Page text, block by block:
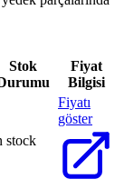
Stok
Fiyat
Bilgisi
stock
Fiyatı
göster